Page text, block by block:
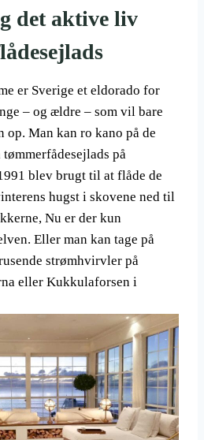
det aktive liv
er Sverige et eldorado for
– og ældre – som vil bare
op. Man kan ro kano på de
tømmerfådesejlads på
blev brugt til at flåde de
hugst i skovene ned til
Nu er der kun
Eller man kan tage på
strømhvirvler på
eller Kukkulaforsen i